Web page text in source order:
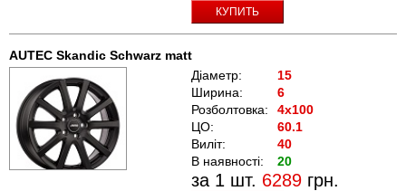
КУПИТЬ
AUTEC Skandic Schwarz matt
Діаметр:
15
Ширина:
6
Розболтовка:
4x100
ЦО:
60.1
Виліт:
40
В наявності:
20
за 1 шт. 6289 грн.